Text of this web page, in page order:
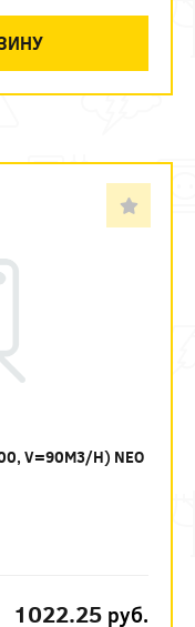
V=90M3/H) NEO
1022.25 руб.